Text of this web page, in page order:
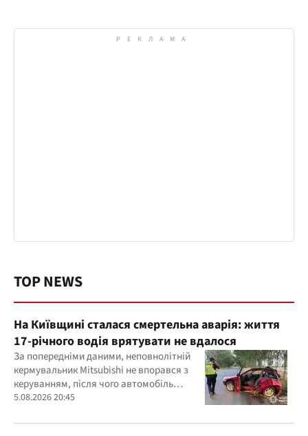
TOP NEWS
На Київщині сталася смертельна аварія: життя
17-річного водія врятувати не вдалося
За попередніми даними, неповнолітній
кермувальник Mitsubishi не впорався з
керуванням, після чого автомобіль
врізався у дерево
5.08.2026 20:45